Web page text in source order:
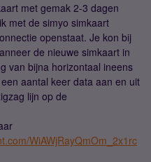
met gemak 2-3 dagen
met de simyo simkaart
openstaat. Je kon bij
de nieuwe simkaart in
van bijna horizontaal ineens
aantal keer data aan en uit
lijn op de
WiAWjRayQmOm_2x1rc